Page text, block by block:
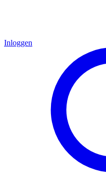
Inloggen